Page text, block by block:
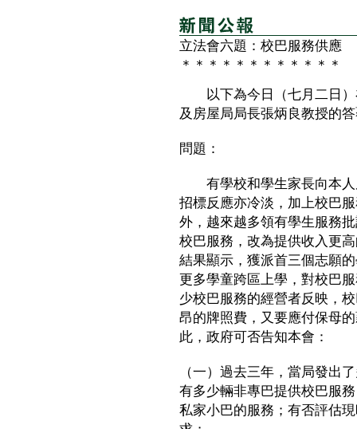
立法會六題：校巴服務供應
＊＊＊＊＊＊＊＊＊＊＊＊
以下為今日（七月二日）
及房屋局局長張炳良教授的
問題：
有學校和學生家長向本人
招標反應亦冷淡，加上校巴
外，越來越多領有學生服務
校巴服務，改為提供收入更
結果顯示，獲派首三個志願
更多學童跨區上學，對校巴
少校巴服務的經營者反映，
昂的牌照費，又要應付保母
此，政府可否告知本會：
（一）過去三年，當局發出
有多少輛非專巴提供校巴服
私家小巴的服務；有否評估